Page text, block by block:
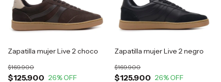
Zapatilla mujer Live 2 choco
$125.900
$169.900
26% OFF
Zapatilla mujer Live 2 negro
$125.900
$169.900
26% OFF